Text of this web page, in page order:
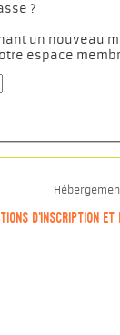
?
un nouveau
espace
d'inscription et